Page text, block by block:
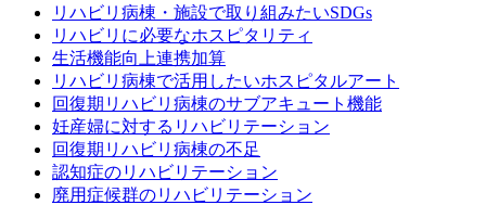
リハビリ病棟・施設で取り組みたいSDGs
リハビリに必要なホスピタリティ
生活機能向上連携加算
リハビリ病棟で活用したいホスピタルアート
回復期リハビリ病棟のサブアキュート機能
妊産婦に対するリハビリテーション
回復期リハビリ病棟の不足
認知症のリハビリテーション
廃用症候群のリハビリテーション